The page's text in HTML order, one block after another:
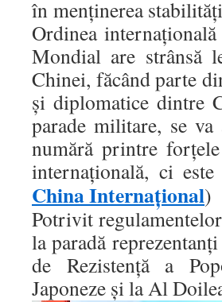
în menţinerea
Ordinea
Mondial are strânsă
Chinei, făcând parte
şi diplomatice dintre
parade militare, se
numără printre
internaţională, ci
China Internațional)
Potrivit
la paradă
de Rezistenţă a
Japoneze şi la Al